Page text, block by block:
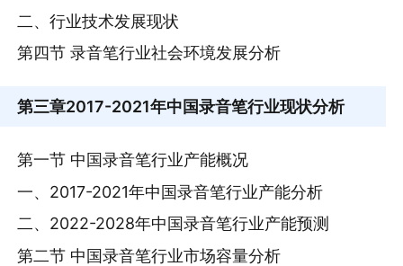
二、行业技术发展现状
第四节 录音笔行业社会环境发展分析
第三章2017-2021年中国录音笔行业现状分析
第一节 中国录音笔行业产能概况
一、2017-2021年中国录音笔行业产能分析
二、2022-2028年中国录音笔行业产能预测
第二节 中国录音笔行业市场容量分析